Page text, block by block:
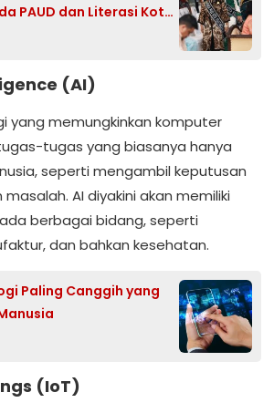
PAUD dan Literasi Kota
(AI)
yang memungkinkan komputer
tugas yang biasanya hanya
seperti mengambil keputusan
AI diyakini akan memiliki
berbagai bidang, seperti
dan bahkan kesehatan.
Paling Canggih yang
(IoT)